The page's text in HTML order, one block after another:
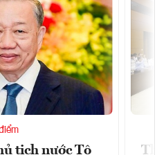
tịch nước Tô